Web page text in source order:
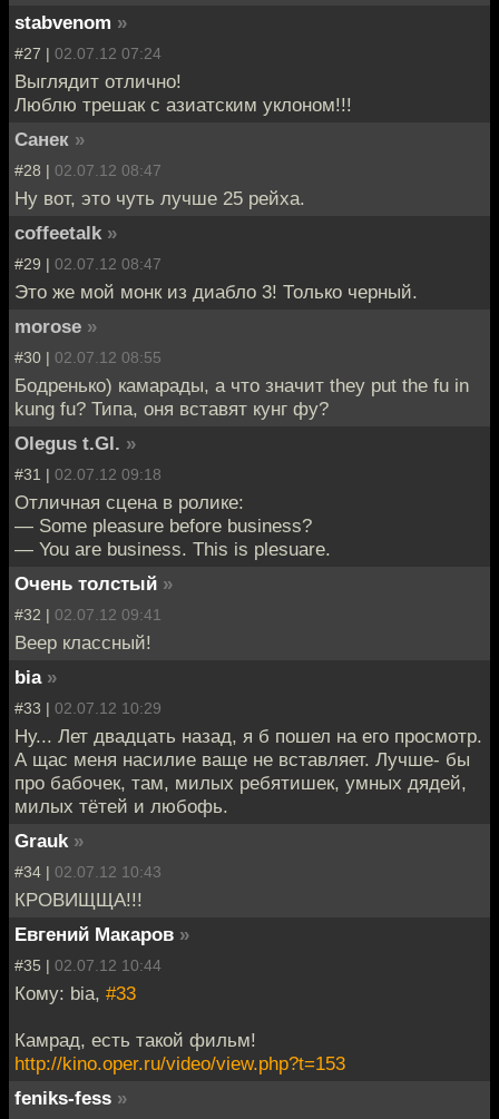
stabvenom »
#27 | 02.07.12 07:24
Выглядит отлично!
Люблю трешак с азиатским уклоном!!!
Санек »
#28 | 02.07.12 08:47
Ну вот, это чуть лучше 25 рейха.
coffeetalk »
#29 | 02.07.12 08:47
Это же мой монк из диабло 3! Только черный.
morose »
#30 | 02.07.12 08:55
Бодренько) камарады, а что значит they put the fu in
kung fu? Типа, оня вставят кунг фу?
Olegus t.Gl. »
#31 | 02.07.12 09:18
Отличная сцена в ролике:
— Some pleasure before business?
— You are business. This is plesuare.
Очень толстый »
#32 | 02.07.12 09:41
Веер классный!
bia »
#33 | 02.07.12 10:29
Ну... Лет двадцать назад, я б пошел на его просмотр.
А щас меня насилие ваще не вставляет. Лучше- бы
про бабочек, там, милых ребятишек, умных дядей,
милых тётей и любофь.
Grauk »
#34 | 02.07.12 10:43
КРОВИЩЩА!!!
Евгений Макаров »
#35 | 02.07.12 10:44
Кому: bia, #33
Камрад, есть такой фильм!
http://kino.oper.ru/video/view.php?t=153
feniks-fess »